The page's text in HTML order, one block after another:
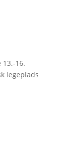
13.-16.
legeplads